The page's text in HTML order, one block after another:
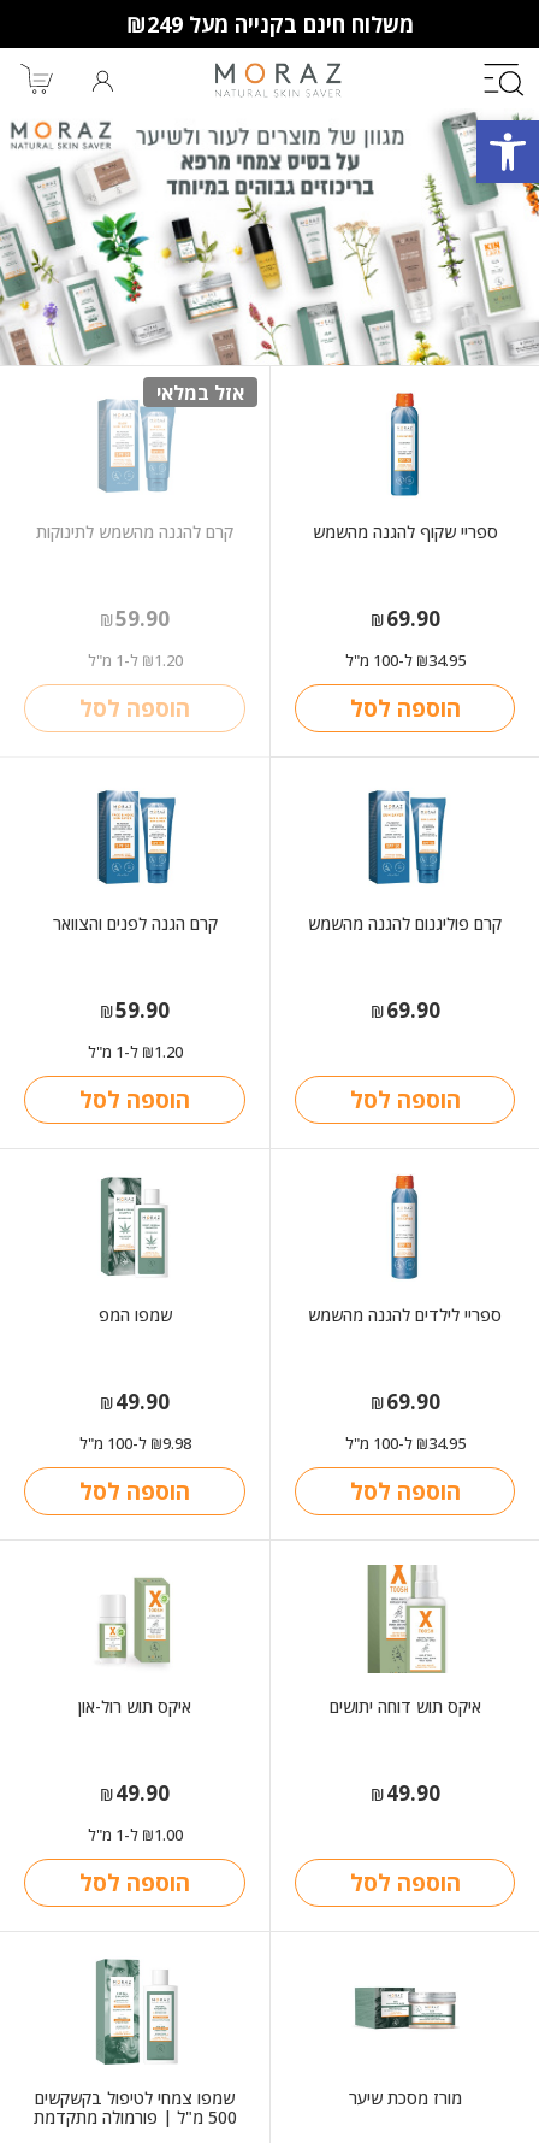
פתח סרגל נגישות
משלוח חינם בקנייה מעל ₪249
חברי מועדון מורז נהנים יותר!
10% הנחה לקנייה ראשונה
מבצעים שווים
וצבירת נקודות למימוש בקניות
הבאות.
ספריי שקוף להגנה מהשמש
₪69.90
₪34.95 ל-100 מ"ל
הוספה לסל
אזל במלאי
קרם להגנה מהשמש לתינוקות
₪59.90
₪1.20 ל-1 מ"ל
הוספה לסל
קרם פוליגנום להגנה מהשמש
₪69.90
הוספה לסל
קרם הגנה לפנים והצוואר
₪59.90
₪1.20 ל-1 מ"ל
הוספה לסל
ספריי לילדים להגנה מהשמש
₪69.90
₪34.95 ל-100 מ"ל
הוספה לסל
שמפו המפ
₪49.90
₪9.98 ל-100 מ"ל
הוספה לסל
איקס תוש דוחה יתושים
₪49.90
הוספה לסל
איקס תוש רול-און
₪49.90
₪1.00 ל-1 מ"ל
הוספה לסל
מורז מסכת שיער
שמפו צמחי לטיפול בקשקשים
500 מ"ל | פורמולה מתקדמת